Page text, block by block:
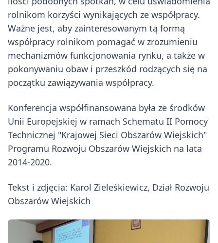
rolnikom korzyści wynikających ze współpracy.
Ważne jest, aby zainteresowanym tą formą
współpracy rolnikom pomagać w zrozumieniu
mechanizmów funkcjonowania rynku, a także w
pokonywaniu obaw i przeszkód rodzących się na
początku zawiązywania współpracy.
Konferencja współfinansowana była ze środków
Unii Europejskiej w ramach Schematu II Pomocy
Technicznej "Krajowej Sieci Obszarów Wiejskich"
Programu Rozwoju Obszarów Wiejskich na lata
2014-2020.
Tekst i zdjęcia: Karol Zieleśkiewicz, Dział Rozwoju
Obszarów Wiejskich